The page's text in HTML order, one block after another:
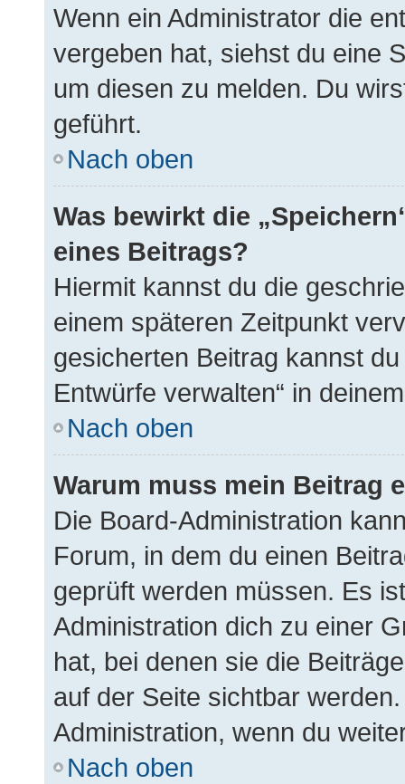
Wenn ein Administrator die
vergeben hat, siehst du eine
um diesen zu melden. Du
geführt.
Nach oben
Was bewirkt die
eines Beitrags?
Hiermit kannst du die
einem späteren Zeitpunkt
gesicherten Beitrag kannst
Entwürfe verwalten“ in
Nach oben
Warum muss mein Beitrag
Die Board-Administration
Forum, in dem du einen
geprüft werden müssen. Es
Administration dich zu einer
hat, bei denen sie die
auf der Seite sichtbar
Administration, wenn du
Nach oben